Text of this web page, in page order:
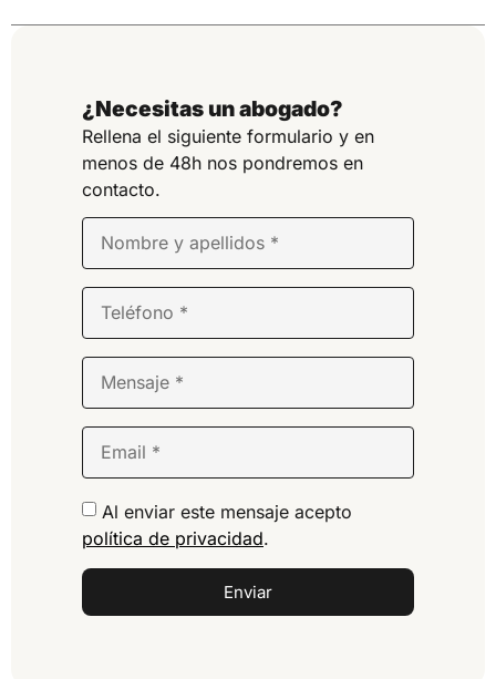
¿Necesitas un abogado?
Rellena el siguiente formulario y en
menos de 48h nos pondremos en
contacto.
Al enviar este mensaje acepto
política de privacidad.
Enviar